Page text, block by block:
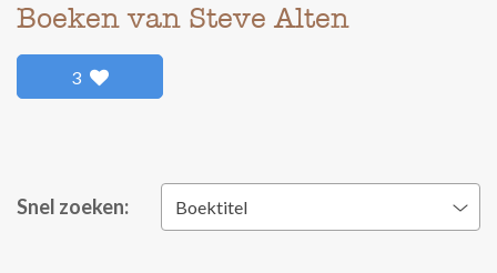
Boeken van Steve Alten
3
Snel zoeken: Boektitel